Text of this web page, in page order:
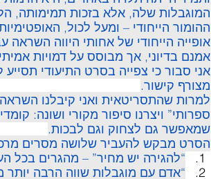
המוגבלות שלה, אלא בזכות תמימותה,
ההומור הייחודי – ומעל לכול,
אופייה הייחודי של אחותי היווה השראה
אמנם בדיוני, אך מבוסס על דמויות
אני סבור כי צפייה בסרט התיעודי
מצורף קישור.
למרות שהתסריטאית ואני קיבלנו
ספרותי” ויצרנו סיפור מקורי ושונה:
שמאפשר גם לצחוק וגם לבכות.
הסרט מבקש להעביר שלושה מסרים
“להגירה יש מחיר” – מהגרים בכל
“אדם עם מוגבלות שווה הרבה